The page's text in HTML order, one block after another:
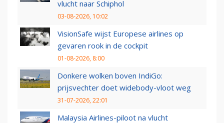
vlucht naar Schiphol
03-08-2026, 10:02
VisionSafe wijst Europese airlines op
gevaren rook in de cockpit
01-08-2026, 8:00
Donkere wolken boven IndiGo:
prijsvechter doet widebody-vloot weg
31-07-2026, 22:01
Malaysia Airlines-piloot na vlucht